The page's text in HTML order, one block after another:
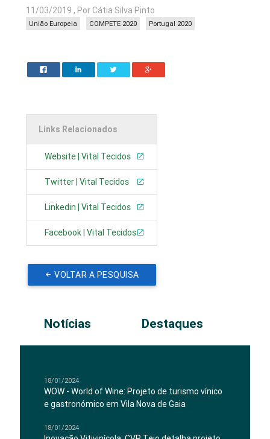
11/03/2019 , Por Cátia Silva Pinto
Portugal 2020
COMPETE 2020
União Europeia
Links Relacionados
Website | Vital Tecidos
Twitter | Vital Tecidos
Linkedin | Vital Tecidos
Facebook | Vital Tecidos
VOLTAR A PESQUISA
Notícias Destaques
18/01/2024
WOW - World of Wine: Projeto de turismo vínico
e gastronómico em Vila Nova de Gaia
18/01/2024